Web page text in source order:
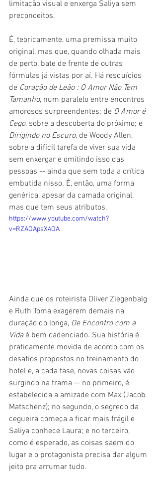
limitação visual e enxerga Saliya sem
preconceitos.
É, teoricamente, uma premissa muito
original, mas que, quando olhada mais
de perto, bate de frente de outras
fórmulas já vistas por aí. Há resquícios
de Coração de Leão : O Amor Não Tem
Tamanho, num paralelo entre encontros
amorosos surpreendentes; de O Amor é
Cego, sobre a descoberta do próximo; e
Dirigindo no Escuro, de Woody Allen,
sobre a difícil tarefa de viver sua vida
sem enxergar e omitindo isso das
pessoas -- ainda que sem toda a crítica
embutida nisso. É, então, uma forma
genérica, apesar da camada original,
mas que tem seus atributos.
https://www.youtube.com/watch?
v=RZAOApaX4OA
Ainda que os roteirista Oliver Ziegenbalg
e Ruth Toma exagerem demais na
duração do longa, De Encontro com a
Vida é bem cadenciado. Sua história é
praticamente movida de acordo com os
desafios propostos no treinamento do
hotel e, a cada fase, novas coisas vão
surgindo na trama -- no primeiro, é
estabelecida a amizade com Max (Jacob
Matschenz); no segundo, o segredo da
cegueira começa a ficar mais frágil e
Saliya conhece Laura; e no terceiro,
como é esperado, as coisas saem do
lugar e o protagonista precisa dar algum
jeito pra arrumar tudo.